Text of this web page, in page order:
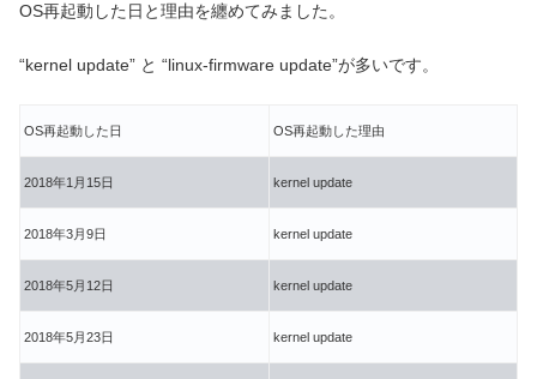
OS再起動した日と理由を纏めてみました。
“kernel update” と “linux-firmware update”が多いです。
OS再起動した日 OS再起動した理由
2018年1月15日 kernel update
2018年3月9日 kernel update
2018年5月12日 kernel update
2018年5月23日 kernel update